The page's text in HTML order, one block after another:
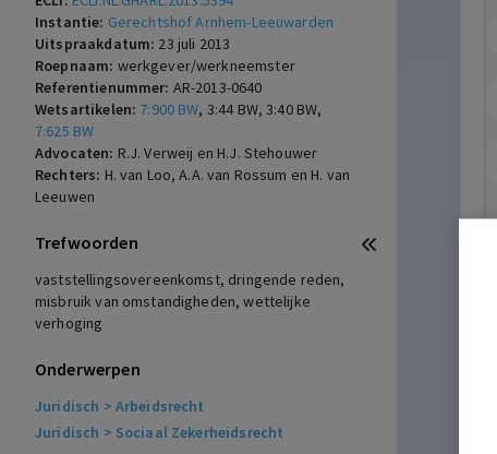
Instantie: Gerechtshof Arnhem-Leeuwarden
Uitspraakdatum: 23 juli 2013
Roepnaam: werkgever/werkneemster
Referentienummer: AR-2013-0640
Wetsartikelen: 7:900 BW, 3:44 BW,3:40 BW,
7:625 BW
Advocaten: R.J. Verweij en H.J. Stehouwer
Rechters: H. van Loo, A.A. van Rossum en H. van
Leeuwen
Trefwoorden
vaststellingsovereenkomst, dringende reden,
misbruik van omstandigheden, wettelijke
verhoging
Onderwerpen
Juridisch > Arbeidsrecht
Juridisch > Sociaal Zekerheidsrecht